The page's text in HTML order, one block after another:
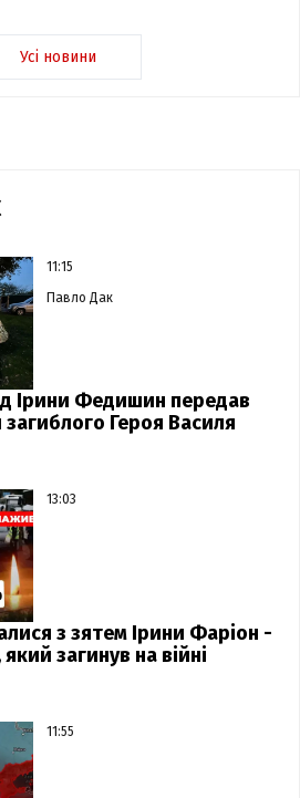
Усі новини
11:15
Павло Дак
Ірини Федишин передав
Героя Василя
13:03
з зятем Ірини Фаріон -
загинув на війні
11:55